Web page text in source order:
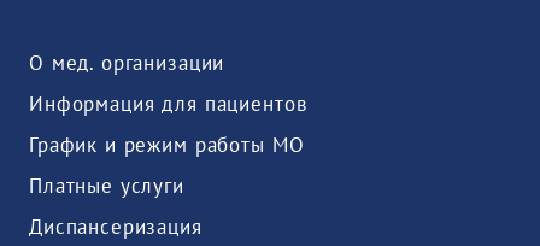
О мед. организации
Информация для пациентов
График и режим работы МО
Платные услуги
Диспансеризация